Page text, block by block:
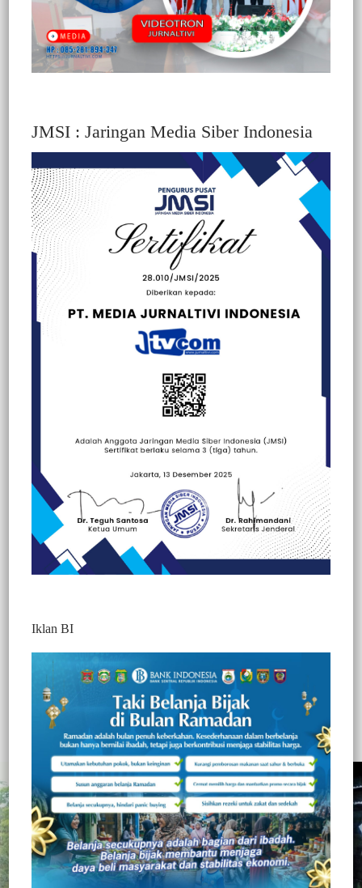
Sempat Buron, Pelaku Pengrusakan Rumah
Warga di Lembang Tallulolo, Diringkus
Tim Resmob Polres Toraja Utara
Redaksi Jurnaltivi
2 Min Baca
Jumat, 27 November 2020
337
JMSI : Jaringan Media Siber Indonesia
Iklan BI